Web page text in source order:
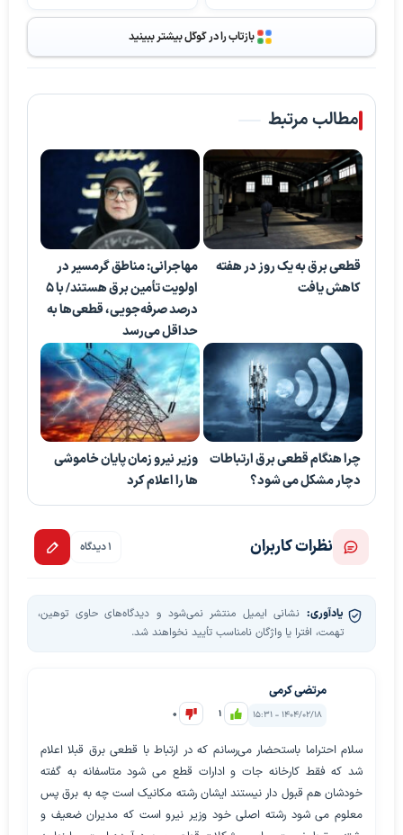
بازتاب را در گوگل بیشتر ببینید
مطالب مرتبط
قطعی برق به یک روز در هفته
کاهش یافت
مهاجرانی: مناطق گرمسیر در
اولویت تأمین برق هستند/ با ۵
درصد صرفه‌جویی، قطعی‌ها به
حداقل می‌رسد
چرا هنگام قطعی برق ارتباطات
دچار مشکل می شود؟
وزیر نیرو زمان پایان خاموشی
ها را اعلام کرد
نظرات کاربران 1 دیدگاه
یادآوری: نشانی ایمیل منتشر نمی‌شود و دیدگاه‌های حاوی توهین،
تهمت، افترا یا واژگان نامناسب تأیید نخواهند شد.
مرتضی کرمی
۱۴۰۴/۰۲/۱۸ - ۱۵:۳۱ 1
0
سلام احتراما باستحضار می‌رسانم که در ارتباط با قطعی برق قبلا اعلام
شد که فقط کارخانه جات و ادارات قطع می شود متاسفانه به گفته
خودشان هم قبول دار نیستند ایشان رشته مکانیک است چه به برق پس
معلوم می شود رشته اصلی خود وزیر نیرو است که مدیران ضعیف و